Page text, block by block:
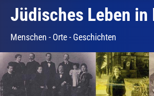
Jüdisches Leben in
Menschen - Orte - Geschichten